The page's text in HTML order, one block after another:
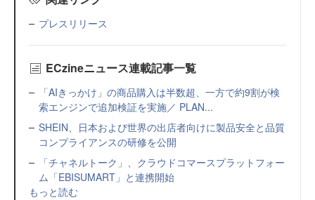
プレスリリース
ECzineニュース連載記事一覧
「AIきっかけ」の商品購入は半数超、一方で約9割が検
索エンジンで追加検証を実施／ PLAN...
SHEIN、日本および世界の出店者向けに製品安全と品質
コンプライアンスの研修を公開
「チャネルトーク」、クラウドコマースプラットフォー
ム「EBISUMART」と連携開始
もっと読む